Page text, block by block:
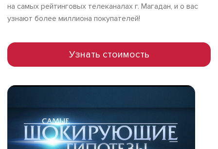
на самых рейтинговых телеканалах г. Магадан, и о вас
узнают более миллиона покупателей!
Узнать стоимость